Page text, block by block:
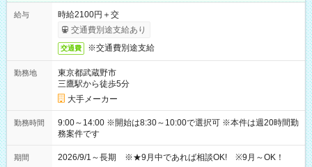
給与
時給2100円＋交
交通費別途支給あり
交通費 ※交通費別途支給
勤務地
東京都武蔵野市
三鷹駅から徒歩5分
大手メーカー
勤務時間
9:00～14:00 ※開始は8:30～10:00で選択可 ※本件は週20時間勤
務案件です
期間 2026/9/1～長期 ※★9月中であれば相談OK! ※9月～OK！